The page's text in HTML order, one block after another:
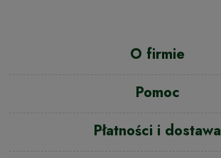
O firmie
Pomoc
Płatności i dostawa